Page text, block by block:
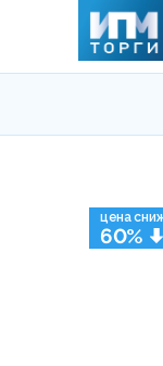
цена
60%